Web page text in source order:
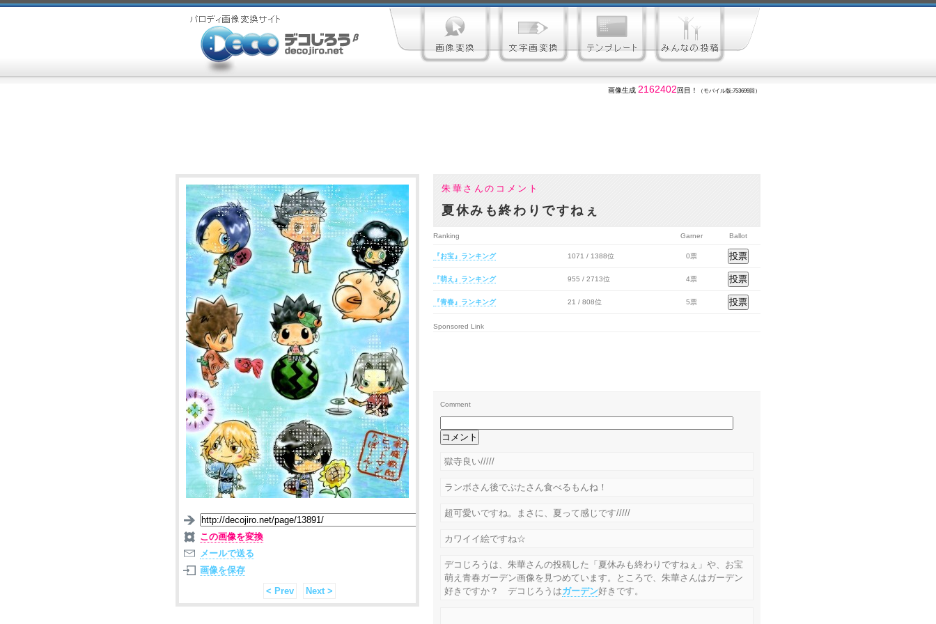
画像生成 2162402 回目！ （モバイル版:753699回）
朱華さんのコメント
夏休みも終わりですねぇ
この画像を変換
メールで送る
画像を保存
< Prev
Next >
Ranking Garner Ballot
『お宝』ランキング 1071 / 1388位 0票
『萌え』ランキング 955 / 2713位 4票
『青春』ランキング 21 / 808位 5票
Sponsored Link
Comment
獄寺良い/////
ランボさん後でぶたさん食べるもんね！
超可愛いですね。まさに、夏って感じです/////
カワイイ絵ですね☆
デコじろうは、朱華さんの投稿した「夏休みも終わりですねぇ」や、お宝
萌え青春ガーデン画像を見つめています。ところで、朱華さんはガーデン
好きですか？ デコじろうはガーデン好きです。